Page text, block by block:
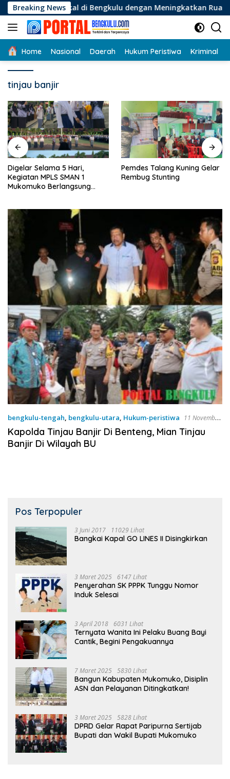
Langsung
ke
konten
Breaking News
Lokal di Bengkulu dengan Meningkatkan Ruang Publik dan
Home Nasional Daerah Hukum Peristiwa Kriminal
tinjau banjir
Digelar Selama 5 Hari,
Kegiatan MPLS SMAN 1
Mukomuko Berlangsung
Pemdes Talang Kuning Gelar
Rembug Stunting
bengkulu-tengah, bengkulu-utara, Hukum-peristiwa
11 November
2018
Kapolda Tinjau Banjir Di Benteng, Mian Tinjau
Banjir Di Wilayah BU
Pos Terpopuler
3 Juni 2017 11029 Lihat
Bangkai Kapal GO LINES II Disingkirkan
3 Maret 2025 6147 Lihat
Penyerahan SK PPPK Tunggu Nomor
Induk Selesai
3 April 2018 6031 Lihat
Ternyata Wanita Ini Pelaku Buang Bayi
Cantik, Begini Pengakuannya
7 Maret 2025 5830 Lihat
Bangun Kabupaten Mukomuko, Disiplin
ASN dan Pelayanan Ditingkatkan!
3 Maret 2025 5828 Lihat
DPRD Gelar Rapat Paripurna Sertijab
Bupati dan Wakil Bupati Mukomuko